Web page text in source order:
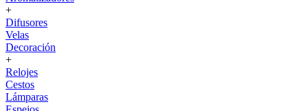
+
Difusores
Velas
Decoración
+
Relojes
Cestos
Lámparas